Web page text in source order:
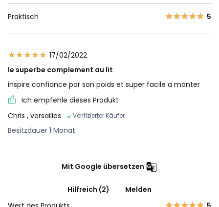
Praktisch 5
17/02/2022
le superbe complement au lit
inspire confiance par son poids et super facile a monter
Ich empfehle dieses Produkt
Chris , versailles Verifizierter Käufer
Besitzdauer 1 Monat
Mit Google übersetzen
Hilfreich (2)
Melden